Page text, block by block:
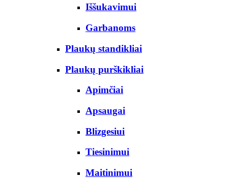
Iššukavimui
Garbanoms
Plaukų standikliai
Plaukų purškikliai
Apimčiai
Apsaugai
Blizgesiui
Tiesinimui
Maitinimui